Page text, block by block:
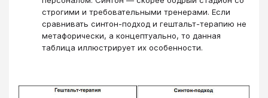
строгими и требовательными тренерами. Если
сравнивать синтон-подход и гештальт-терапию не
метафорически, а концептуально, то данная
таблица иллюстрирует их особенности.